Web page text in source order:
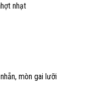
nhạt
mòn gai lưỡi